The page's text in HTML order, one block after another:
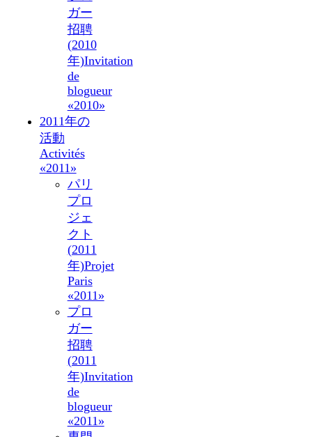
ガー
招聘
(2010
年)Invitation
de
blogueur
«2010»
2011年の
活動
Activités
«2011»
パリ
プロ
ジェ
クト
(2011
年)Projet
Paris
«2011»
プロ
ガー
招聘
(2011
年)Invitation
de
blogueur
«2011»